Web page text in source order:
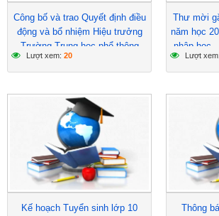
Công bố và trao Quyết định điều
động và bổ nhiệm Hiệu trưởng
Trường Trung học phổ thông
Thanh Khê
Lượt xem: 20
Thư mời
năm học
nhập học
Lượt xem:
Kế hoạch Tuyển sinh lớp 10
Thông